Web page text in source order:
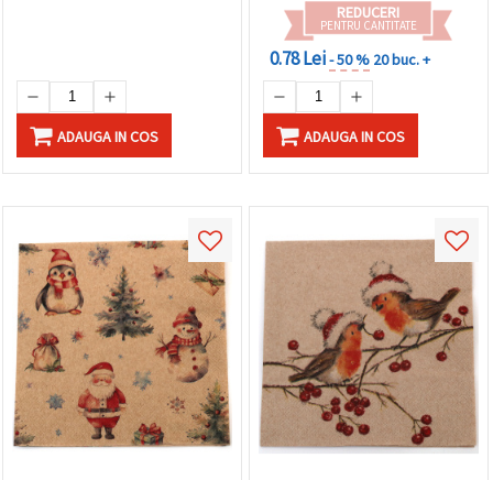
ADAUGA IN COS
REDUCERI
PENTRU CANTITATE
0.78 Lei- 50 % 20 buc. +
ADAUGA IN COS